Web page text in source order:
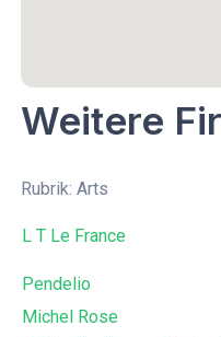
Weitere
Rubrik: Arts
L T Le France
Pendelio
Michel Rose